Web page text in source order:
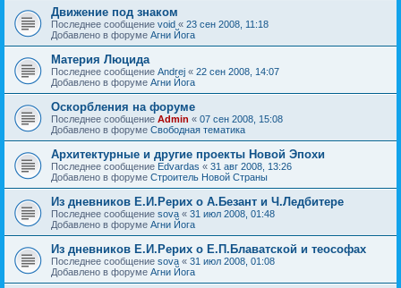
Движение под знаком
Последнее сообщение void « 23 сен 2008, 11:18
Добавлено в форуме Агни Йога
Материя Люцида
Последнее сообщение Andrej « 22 сен 2008, 14:07
Добавлено в форуме Агни Йога
Оскорбления на форуме
Последнее сообщение Admin « 07 сен 2008, 15:08
Добавлено в форуме Свободная тематика
Архитектурные и другие проекты Новой Эпохи
Последнее сообщение Edvardas « 31 авг 2008, 13:26
Добавлено в форуме Строитель Новой Страны
Из дневников Е.И.Рерих о А.Безант и Ч.Ледбитере
Последнее сообщение sova « 31 июл 2008, 01:48
Добавлено в форуме Агни Йога
Из дневников Е.И.Рерих о Е.П.Блаватской и теософах
Последнее сообщение sova « 31 июл 2008, 01:08
Добавлено в форуме Агни Йога